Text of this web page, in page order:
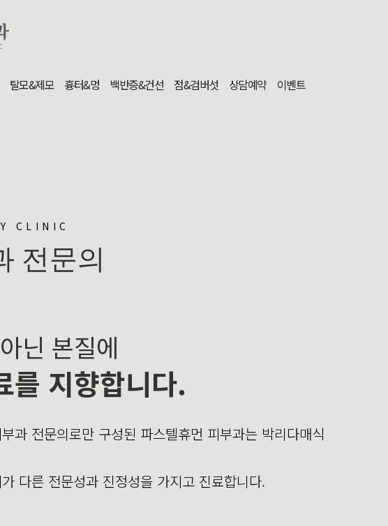
탈모&제모 흉터&멍 백반증&건선 점&검버섯 상담예약 이벤트
CLINIC
전문의
닌 본질에
를 지향합니다.
과 전문의로만 구성된 파스텔휴먼 피부과는 박리다매식
다른 전문성과 진정성을 가지고 진료합니다.